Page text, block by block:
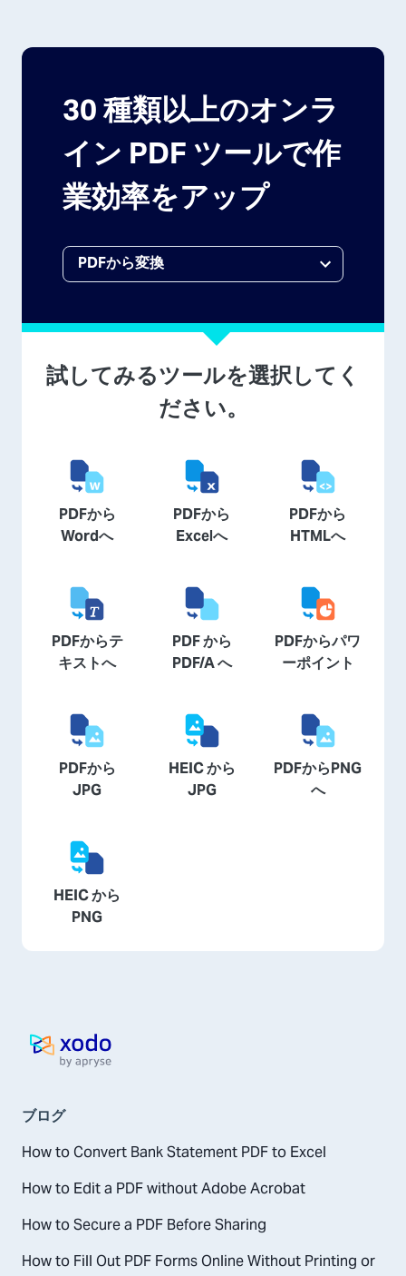
30 種類以上のオンラ
イン PDF ツールで作
業効率をアップ
試してみるツールを選択してく
ださい。
PDFから
Wordへ
PDFから
Excelへ
PDFから
HTMLへ
PDFからテ
キストへ
PDF から
PDF/A へ
PDFからパワ
ーポイント
PDFから
JPG
HEIC から
JPG
PDFからPNG
へ
HEIC から
PNG
ホームページ
ブログ
How to Convert Bank Statement PDF to Excel
How to Edit a PDF without Adobe Acrobat
How to Secure a PDF Before Sharing
How to Fill Out PDF Forms Online Without Printing or